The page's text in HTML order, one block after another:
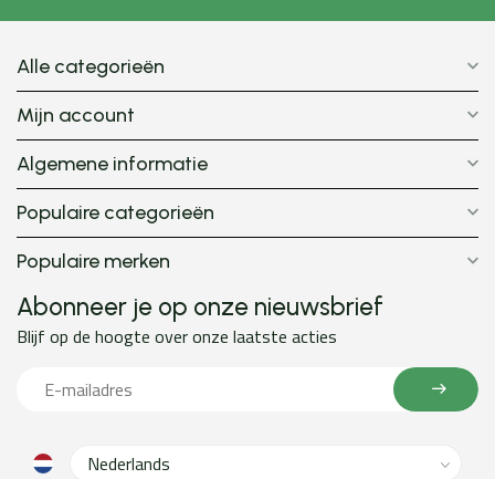
Alle categorieën
Mijn account
Algemene informatie
Populaire categorieën
Populaire merken
Abonneer je op onze nieuwsbrief
Blijf op de hoogte over onze laatste acties